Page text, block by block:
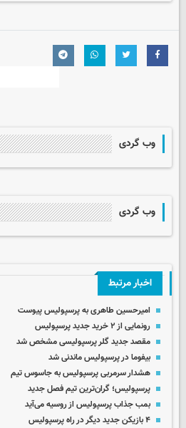
وب گردی
وب گردی
اخبار مرتبط
امیرحسین طاهری به پرسپولیس پیوست
رونمایی از ۲ خرید جدید پرسپولیس
مقصد جدید گلر پرسپولیسی مشخص شد
بیفوما در پرسپولیس ماندنی شد
هشدار سرمربی پرسپولیس به جاسوس تیم
پرسپولیس؛ گران‌ترین تیم فصل جدید
بمب جذاب پرسپولیس از روسیه می‌آید
۴ بازیکن جدید دیگر در راه پرسپولیس